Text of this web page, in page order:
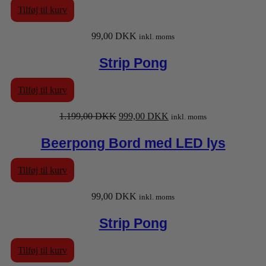
Tilføj til kurv
99,00 DKK inkl. moms
Strip Pong
Tilføj til kurv
1.199,00DKK Den
var:
999,00 DKK Den
pris
er:
inkl. moms
Beerpong Bord med LED lys
Tilføj til kurv
99,00 DKK inkl. moms
Strip Pong
Tilføj til kurv